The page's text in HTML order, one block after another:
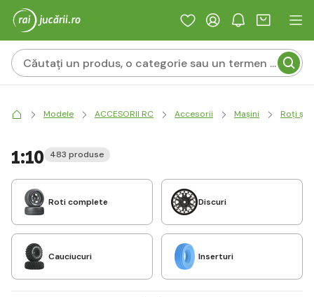
Modele ACCESORII RC Accesorii Mașini Roți și
1:10 483 produse
Roti complete Discuri
Cauciucuri Inserturi